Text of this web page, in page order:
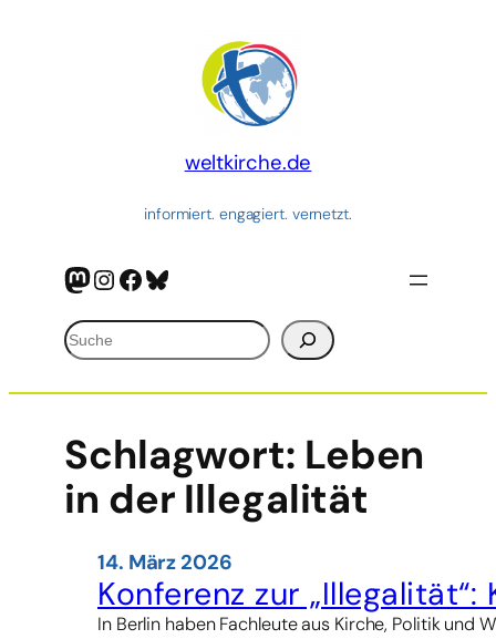
weltkirche.de
informiert. engagiert. vernetzt.
Mastodon
Instagram
Facebook
Bluesky
Suchen
Schlagwort: Leben
in der Illegalität
14. März 2026
Konferenz zur
In Berlin haben Fachleute aus Kirche, Politik und